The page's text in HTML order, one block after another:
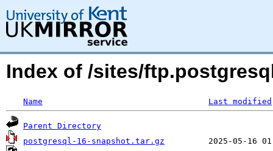
Index of /sites/
Name Last modified
Parent Directory
postgresql-16-snapshot.tar.gz